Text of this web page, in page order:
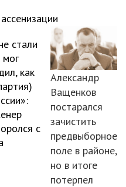
Александр
Ващенков
постарался
зачистить
предвыборное
поле в районе,
но в итоге
потерпел
стали
мог
как
с